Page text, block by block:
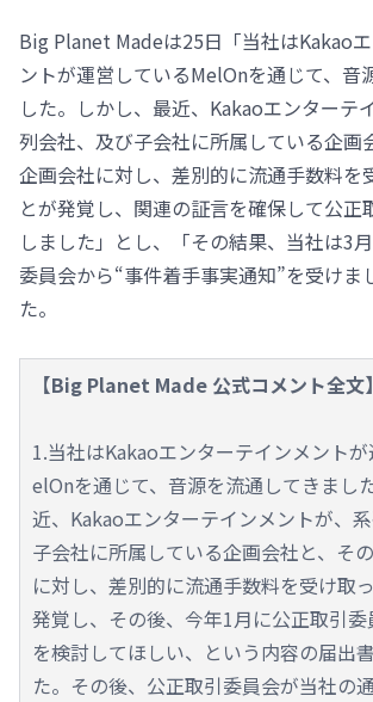
Big Planet Madeは25日「当社はKakao
ントが運営しているMelOnを通じて、音
した。しかし、最近、Kakaoエンターテ
列会社、及び子会社に所属している企画
企画会社に対し、差別的に流通手数料を
とが発覚し、関連の証言を確保して公正
しました」とし、「その結果、当社は3
委員会から“事件着手事実通知”を受けま
た。
【Big Planet Made 公式コメント全文】
1.当社はKakaoエンターテインメント
elOnを通じて、音源を流通してきまし
近、Kakaoエンターテインメントが、
子会社に所属している企画会社と、そ
に対し、差別的に流通手数料を受け取
発覚し、その後、今年1月に公正取引
を検討してほしい、という内容の届出
た。その後、公正取引委員会が当社の